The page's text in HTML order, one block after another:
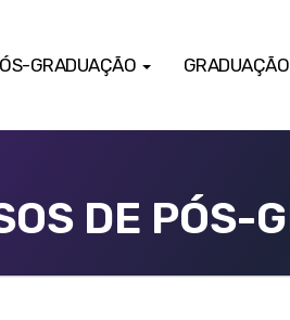
GRADUAÇÃO GRADUAÇÃO
DE PÓS-